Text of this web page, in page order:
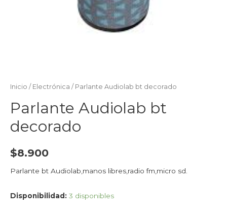
Inicio / Electrónica / Parlante Audiolab bt decorado
Parlante Audiolab bt
decorado
$8.900
Parlante bt Audiolab,manos libres,radio fm,micro sd.
Disponibilidad: 3 disponibles